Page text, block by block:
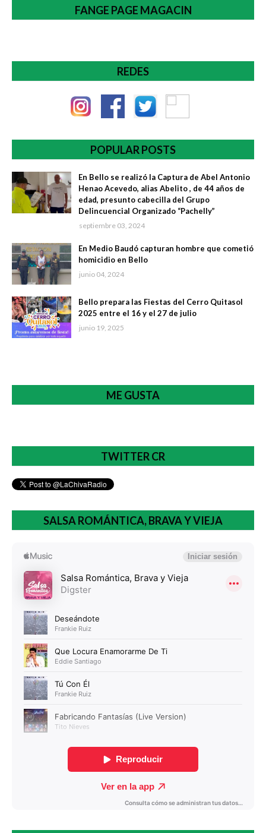
FANGE PAGE MAGACIN
REDES
POPULAR POSTS
En Bello se realizó la Captura de Abel Antonio
Henao Acevedo, alias Abelito , de 44 años de
edad, presunto cabecilla del Grupo
Delincuencial Organizado “Pachelly”
septiembre 03, 2024
En Medio Baudó capturan hombre que cometió
homicidio en Bello
junio 04, 2024
Bello prepara las Fiestas del Cerro Quitasol
2025 entre el 16 y el 27 de julio
junio 19, 2025
ME GUSTA
TWITTER CR
SALSA ROMÁNTICA, BRAVA Y VIEJA